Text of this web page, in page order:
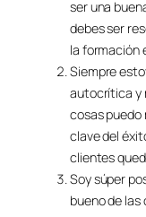
ser una
debes ser
la formación
Siempre
autocrítica y
cosas puedo
clave del
clientes
Soy súper
bueno de las